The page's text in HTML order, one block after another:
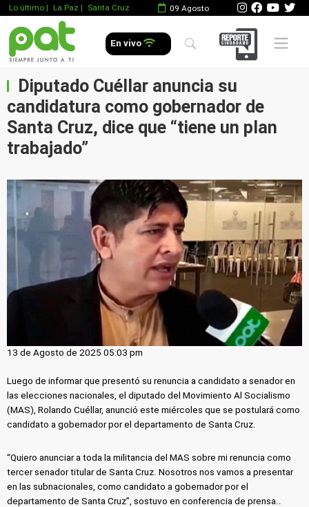
Lo último | La Paz | Santa Cruz 09 Agosto
En vivo Mobile
Diputado Cuéllar anuncia su
candidatura como gobernador de
Santa Cruz, dice que “tiene un plan
trabajado”
13 de Agosto de 2025 05:03 pm
Luego de informar que presentó su renuncia a candidato a senador en
las elecciones nacionales, el diputado del Movimiento Al Socialismo
(MAS), Rolando Cuéllar, anunció este miércoles que se postulará como
candidato a gobernador por el departamento de Santa Cruz.
“Quiero anunciar a toda la militancia del MAS sobre mi renuncia como
tercer senador titular de Santa Cruz. Nosotros nos vamos a presentar
en las subnacionales, como candidato a gobernador por el
departamento de Santa Cruz”, sostuvo en conferencia de prensa..